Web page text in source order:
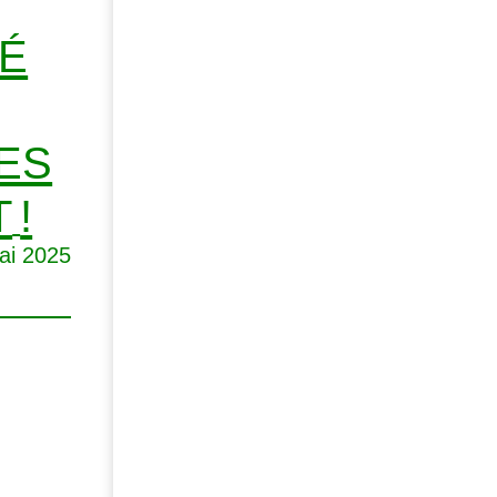
É
!
2025